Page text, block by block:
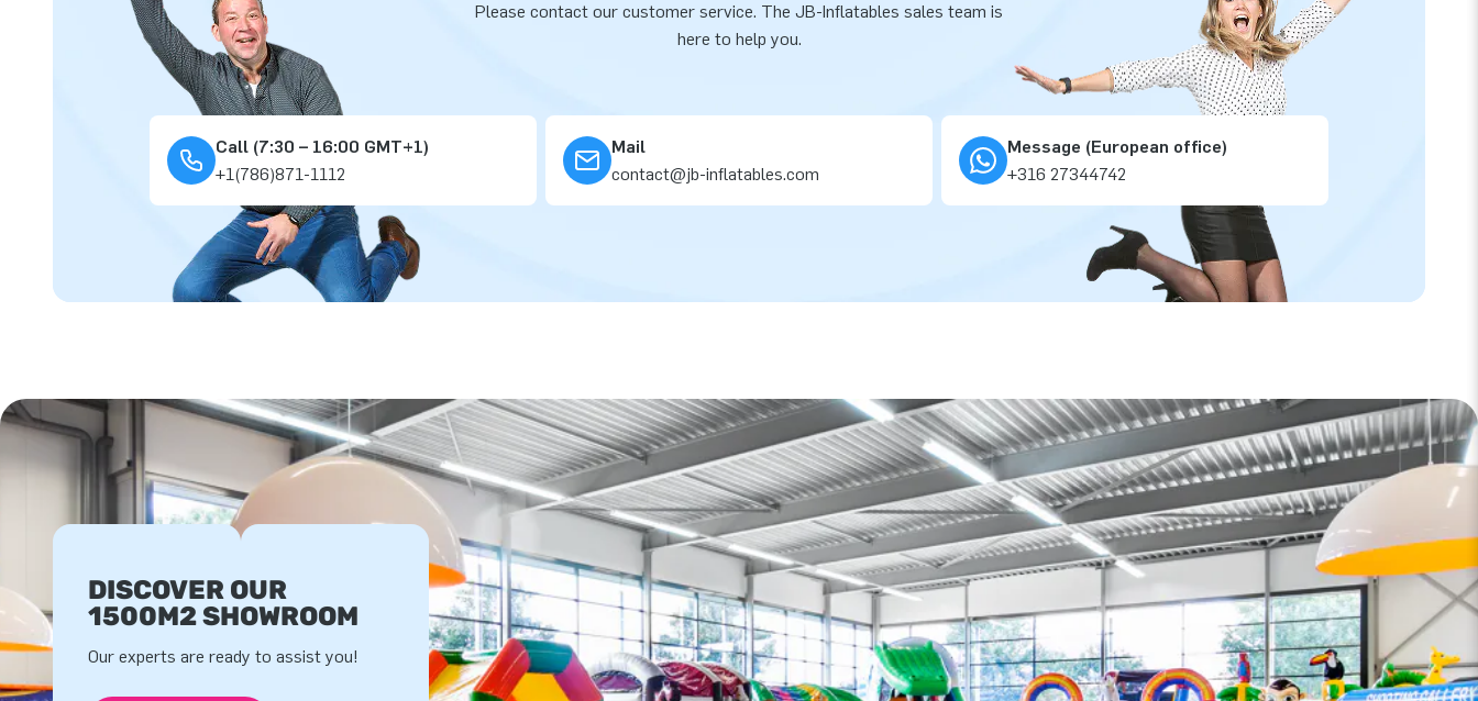
Please contact our customer service. The JB-Inflatables sales team is
here to help you.
Call (7:30 – 16:00 GMT+1)
+1(786)871-1112
Mail
contact@jb-inflatables.com
Message (European office)
+316 27344742
DISCOVER OUR
1500M2 SHOWROOM
Our experts are ready to assist you!